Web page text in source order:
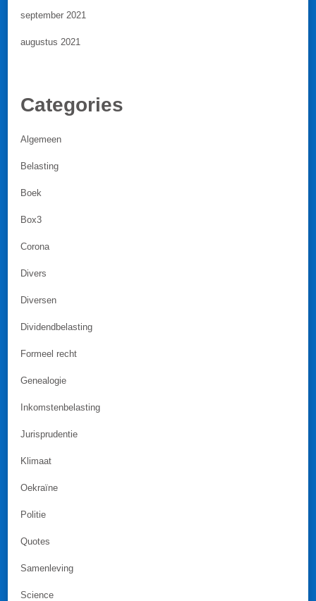
september 2021
augustus 2021
Categories
Algemeen
Belasting
Boek
Box3
Corona
Divers
Diversen
Dividendbelasting
Formeel recht
Genealogie
Inkomstenbelasting
Jurisprudentie
Klimaat
Oekraïne
Politie
Quotes
Samenleving
Science